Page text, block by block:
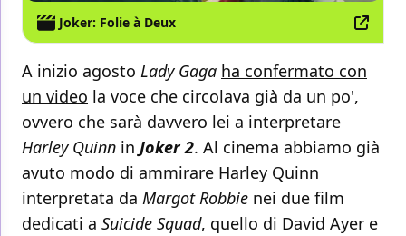
Joker: Folie à Deux
A inizio agosto Lady Gaga ha confermato con
un video la voce che circolava già da un po',
ovvero che sarà davvero lei a interpretare
Harley Quinn in Joker 2. Al cinema abbiamo già
avuto modo di ammirare Harley Quinn
interpretata da Margot Robbie nei due film
dedicati a Suicide Squad, quello di David Ayer e